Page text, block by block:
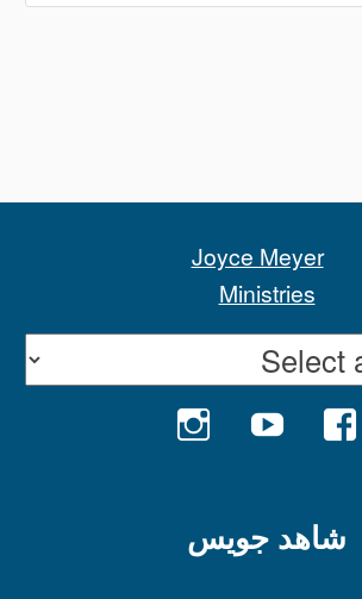
FACEBOOK
YOUTUBE
شاهد جويس